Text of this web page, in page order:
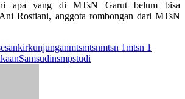
apa yang di MTsN Garut belum bisa
Rostiani, anggota rombongan dari MTsN
kirkunjunganmtsmtsnmtsn 1mtsn 1
Samsudinsmpstudi